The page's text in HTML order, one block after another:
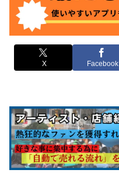
X Facebook